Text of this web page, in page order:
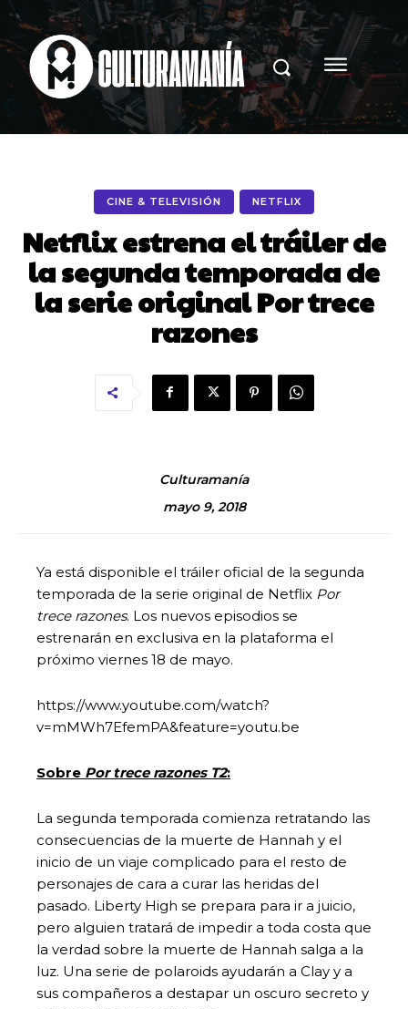
CINE & TELEVISIÓN NETFLIX
Netflix estrena el tráiler de
la segunda temporada de
la serie original Por trece
razones
Culturamanía
mayo 9, 2018
Ya está disponible el tráiler oficial de la segunda
temporada de la serie original de Netflix Por
trece razones. Los nuevos episodios se
estrenarán en exclusiva en la plataforma el
próximo viernes 18 de mayo.
https://www.youtube.com/watch?
v=mMWh7EfemPA&feature=youtu.be
Sobre Por trece razones T2:
La segunda temporada comienza retratando las
consecuencias de la muerte de Hannah y el
inicio de un viaje complicado para el resto de
personajes de cara a curar las heridas del
pasado. Liberty High se prepara para ir a juicio,
pero alguien tratará de impedir a toda costa que
la verdad sobre la muerte de Hannah salga a la
luz. Una serie de polaroids ayudarán a Clay y a
sus compañeros a destapar un oscuro secreto y